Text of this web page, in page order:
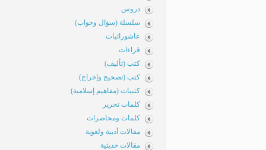
دروس
سلسلة (سؤال وجواب)
عاشورائيات
قراءات
كتب (تأليف)
كتب (تصحيح وإخراج)
كتيبات (مفاهيم إسلامية)
كلمات تحرير
كلمات ومحاضرات
مقالات أدبية ولغوية
مقالات حديثية